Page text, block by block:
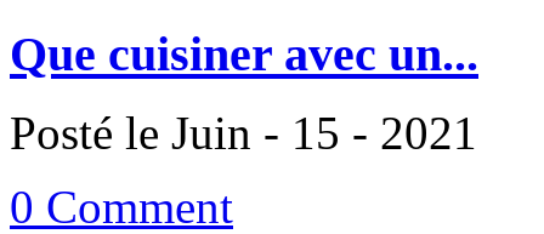
Que cuisiner avec un...
Posté le Juin - 15 - 2021
0 Comment